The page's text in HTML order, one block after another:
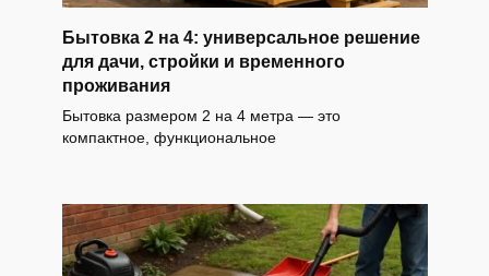
Бытовка 2 на 4: универсальное решение
для дачи, стройки и временного
проживания
Бытовка размером 2 на 4 метра — это
компактное, функциональное